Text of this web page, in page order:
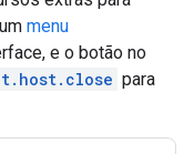
menu
e o botão no
para